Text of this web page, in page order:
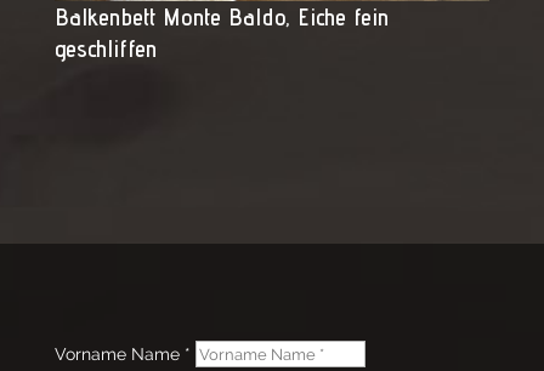
Balkenbett Monte Baldo, Eiche fein
geschliffen
Vorname Name *